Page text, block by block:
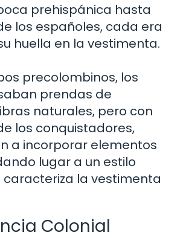
prehispánica hasta
los españoles, cada era
huella en la vestimenta.
precolombinos, los
prendas de
naturales, pero con
los conquistadores,
a incorporar elementos
lugar a un estilo
caracteriza la vestimenta
Colonial